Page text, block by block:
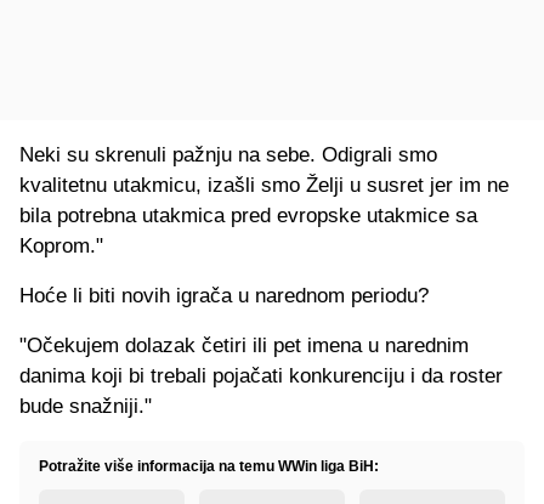
Neki su skrenuli pažnju na sebe. Odigrali smo
kvalitetnu utakmicu, izašli smo Želji u susret jer im ne
bila potrebna utakmica pred evropske utakmice sa
Koprom."
Hoće li biti novih igrača u narednom periodu?
"Očekujem dolazak četiri ili pet imena u narednim
danima koji bi trebali pojačati konkurenciju i da roster
bude snažniji."
Potražite više informacija na temu WWin liga BiH: